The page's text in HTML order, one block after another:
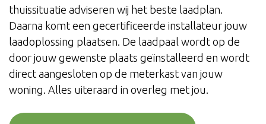
thuissituatie adviseren wij het beste laadplan.
Daarna komt een gecertificeerde installateur jouw
laadoplossing plaatsen. De laadpaal wordt op de
door jouw gewenste plaats geïnstalleerd en wordt
direct aangesloten op de meterkast van jouw
woning. Alles uiteraard in overleg met jou.